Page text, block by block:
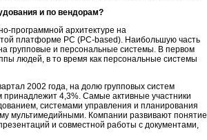
и по вендорам?
программной архитектуре на
платформе PC (PC-based). Наибольшую часть
групповые и персональные системы. В первом
людей, в то время как персональные системы
2002 года, на долю групповых систем
4,3%. Самые активные участники
системами управления и планирования
мультимедийными. Компании развивают понятие
и совместной работы с документами,